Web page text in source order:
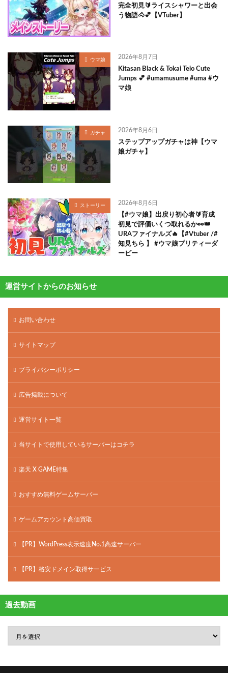
完全初見🔰ライスシャワーと出会
う物語🐴💕【VTuber】
ウマ娘 2026年8月7日
Kitasan Black & Tokai Teio Cute
Jumps 💕 #umamusume #uma #ウ
マ娘
ガチャ 2026年8月6日
ステップアップガチャは神【ウマ
娘ガチャ】
ストーリー 2026年8月6日
【#ウマ娘】出戻り初心者🔰育成
初見で評価いくつ取れるか👀👑
URAファイナルズ🔥【#Vtuber /#
知見ちら 】 #ウマ娘プリティーダ
ービー
運営サイトからのお知らせ
お問い合わせ
サイトマップ
プライバシーポリシー
広告掲載について
運営サイト一覧
当サイトで使用しているサーバーはコチラ
楽天 X GAME特集
おすすめ無料ゲームサーバー
ゲームアカウント高価買取
【PR】WordPress表示速度No.1高速サーバー
【PR】格安ドメイン取得サービス
過去動画